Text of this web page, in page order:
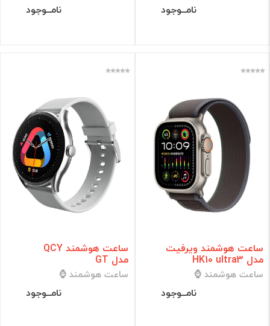
نامــوجود نامــوجود
ساعت هوشمند ویرفیت
مدل HK10 ultra3
ساعت هوشمند ⌚
نامــوجود
ساعت هوشمند QCY
مدل GT
ساعت هوشمند ⌚
نامــوجود